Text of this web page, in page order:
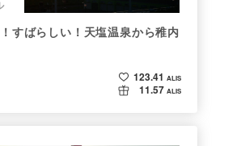
すばらしい！天塩温泉から稚内
123.41 ALIS
11.57 ALIS